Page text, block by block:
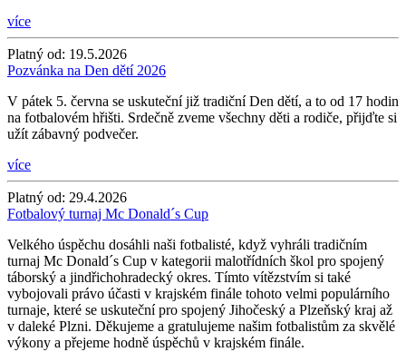
více
Platný od: 19.5.2026
Pozvánka na Den dětí 2026
V pátek 5. června se uskuteční již tradiční Den dětí, a to od 17 hodin
na fotbalovém hřišti. Srdečně zveme všechny děti a rodiče, přijďte si
užít zábavný podvečer.
více
Platný od: 29.4.2026
Fotbalový turnaj Mc Donald´s Cup
Velkého úspěchu dosáhli naši fotbalisté, když vyhráli tradičním
turnaj Mc Donald´s Cup v kategorii malotřídních škol pro spojený
táborský a jindřichohradecký okres. Tímto vítězstvím si také
vybojovali právo účasti v krajském finále tohoto velmi populárního
turnaje, které se uskuteční pro spojený Jihočeský a Plzeňský kraj až
v daleké Plzni. Děkujeme a gratulujeme našim fotbalistům za skvělé
výkony a přejeme hodně úspěchů v krajském finále.